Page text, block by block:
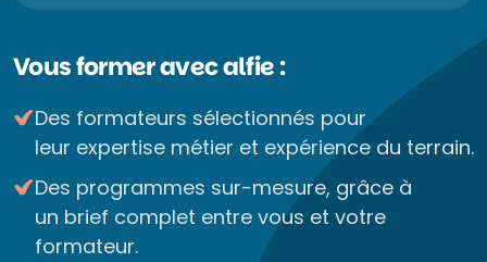
Vous former avec alfie :
Des formateurs sélectionnés pour
leur expertise métier et expérience du terrain.
Des programmes sur-mesure, grâce à
un brief complet entre vous et votre
formateur.